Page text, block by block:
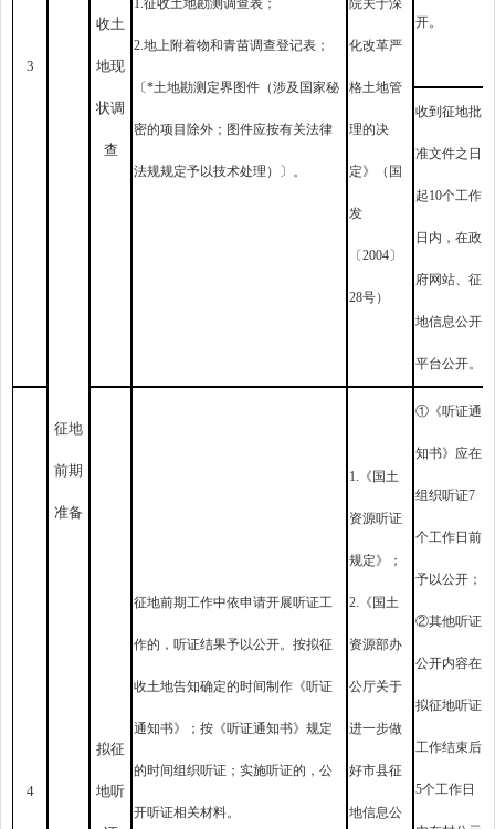
3
征地
前期
准备
收土
地现
状调
查
1.征收土地勘测调查表；
2.地上附着物和青苗调查登记表；
〔*土地勘测定界图件（涉及国家秘
密的项目除外；图件应按有关法律
法规规定予以技术处理）〕。
院关于深
化改革严
格土地管
理的决
定》（国
发
〔2004〕
28号）
开。
收到征地批
准文件之日
起10个工作
日内，在政
府网站、征
地信息公开
平台公开。
4
拟征
地听
征地前期工作中依申请开展听证工
作的，听证结果予以公开。按拟征
收土地告知确定的时间制作《听证
通知书》；按《听证通知书》规定
的时间组织听证；实施听证的，公
开听证相关材料。
1.《国土
资源听证
规定》；
2.《国土
资源部办
公厅关于
进一步做
好市县征
地信息公
① 《听证通
知书》应在
组织听证7
个工作日前
予以公开；
②其他听证
公开内容在
拟征地听证
工作结束后
5个工作日